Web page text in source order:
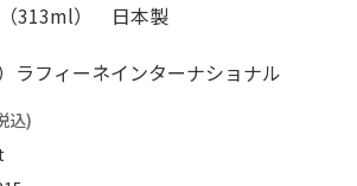
313ml） 日本製
ラフィーネインターナショナル
込)